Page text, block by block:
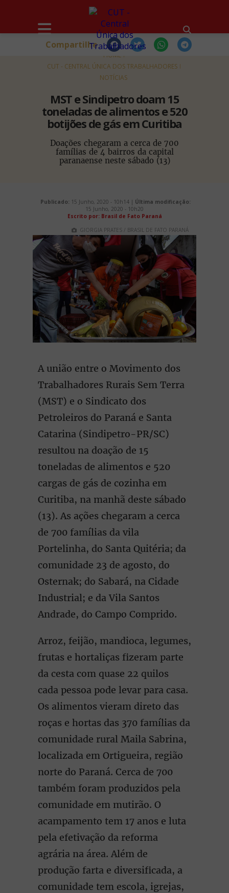
HOME
CUT - CENTRAL ÚNICA DOS TRABALHADORES
NOTÍCIAS
MST e Sindipetro doam 15
toneladas de alimentos e 520
botijões de gás em Curitiba
Doações chegaram a cerca de 700
famílias de 4 bairros da capital
paranaense neste sábado (13)
Compartilhe
Publicado: 15 Junho, 2020 - 10h14 | Última modificação:
15 Junho, 2020 - 10h20
Escrito por: Brasil de Fato Paraná
GIORGIA PRATES / BRASIL DE FATO PARANÁ
A união entre o Movimento dos
Trabalhadores Rurais Sem Terra
(MST) e o Sindicato dos
Petroleiros do Paraná e Santa
Catarina (Sindipetro-PR/SC)
resultou na doação de 15
toneladas de alimentos e 520
cargas de gás de cozinha em
Curitiba, na manhã deste sábado
(13). As ações chegaram a cerca
de 700 famílias da vila
Portelinha, do Santa Quitéria; da
comunidade 23 de agosto, do
Osternak; do Sabará, na Cidade
Industrial; e da Vila Santos
Andrade, do Campo Comprido.
Arroz, feijão, mandioca, legumes,
frutas e hortaliças fizeram parte
da cesta com quase 22 quilos
cada pessoa pode levar para casa.
Os alimentos vieram direto das
roças e hortas das 370 famílias da
comunidade rural Maila Sabrina,
localizada em Ortigueira, região
norte do Paraná. Cerca de 700
também foram produzidos pela
comunidade em mutirão. O
acampamento tem 17 anos e luta
pela efetivação da reforma
agrária na área. Além de
produção farta e diversificada, a
comunidade tem escola, igrejas,